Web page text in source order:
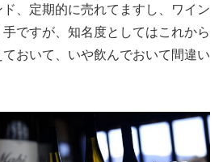
、定期的に売れてますし、ワイン
ですが、知名度としてはこれから
おいて、いや飲んでおいて間違い